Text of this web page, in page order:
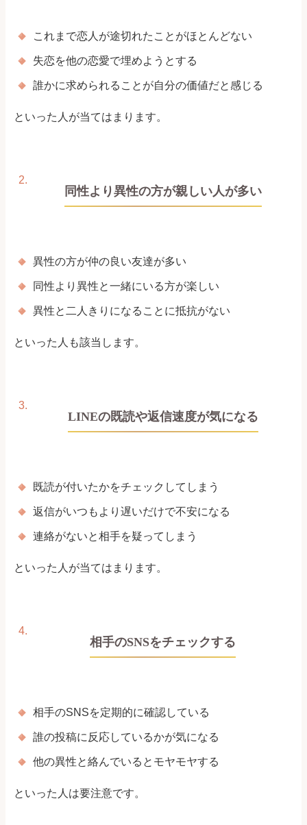
これまで恋人が途切れたことがほとんどない
失恋を他の恋愛で埋めようとする
誰かに求められることが自分の価値だと感じる
といった人が当てはまります。
同性より異性の方が親しい人が多い
異性の方が仲の良い友達が多い
同性より異性と一緒にいる方が楽しい
異性と二人きりになることに抵抗がない
といった人も該当します。
LINEの既読や返信速度が気になる
既読が付いたかをチェックしてしまう
返信がいつもより遅いだけで不安になる
連絡がないと相手を疑ってしまう
といった人が当てはまります。
相手のSNSをチェックする
相手のSNSを定期的に確認している
誰の投稿に反応しているかが気になる
他の異性と絡んでいるとモヤモヤする
といった人は要注意です。